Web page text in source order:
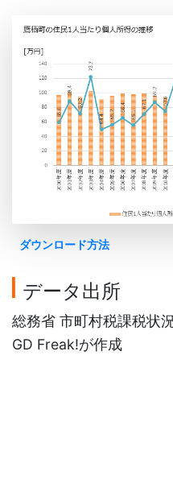
ダウンロード方法
データ出所
総務省 市町村税課税状
GD Freak!が作成